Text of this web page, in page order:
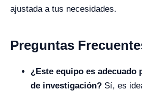
ajustada a tus necesidades.
Preguntas
¿Este equipo es adecuado
de investigación? Sí, es